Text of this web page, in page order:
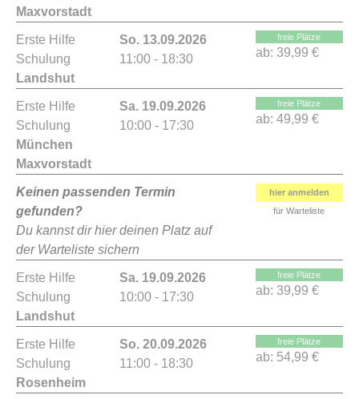
Maxvorstadt
Erste Hilfe
Schulung
Landshut
So. 13.09.2026
11:00 - 18:30
freie Plätze
ab: 39,99 €
Erste Hilfe
Schulung
München
Maxvorstadt
Sa. 19.09.2026
10:00 - 17:30
freie Plätze
ab: 49,99 €
Keinen passenden Termin
gefunden?
Du kannst dir hier deinen Platz auf
der Warteliste sichern
hier anmelden
für Warteliste
Erste Hilfe
Schulung
Landshut
Sa. 19.09.2026
10:00 - 17:30
freie Plätze
ab: 39,99 €
Erste Hilfe
Schulung
Rosenheim
So. 20.09.2026
11:00 - 18:30
freie Plätze
ab: 54,99 €